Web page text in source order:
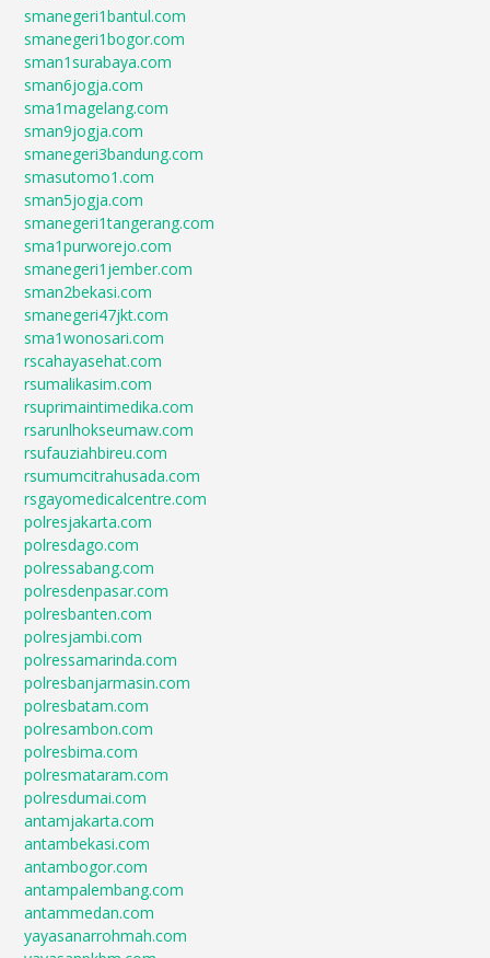
smanegeri1bantul.com
smanegeri1bogor.com
sman1surabaya.com
sman6jogja.com
sma1magelang.com
sman9jogja.com
smanegeri3bandung.com
smasutomo1.com
sman5jogja.com
smanegeri1tangerang.com
sma1purworejo.com
smanegeri1jember.com
sman2bekasi.com
smanegeri47jkt.com
sma1wonosari.com
rscahayasehat.com
rsumalikasim.com
rsuprimaintimedika.com
rsarunlhokseumaw.com
rsufauziahbireu.com
rsumumcitrahusada.com
rsgayomedicalcentre.com
polresjakarta.com
polresdago.com
polressabang.com
polresdenpasar.com
polresbanten.com
polresjambi.com
polressamarinda.com
polresbanjarmasin.com
polresbatam.com
polresambon.com
polresbima.com
polresmataram.com
polresdumai.com
antamjakarta.com
antambekasi.com
antambogor.com
antampalembang.com
antammedan.com
yayasanarrohmah.com